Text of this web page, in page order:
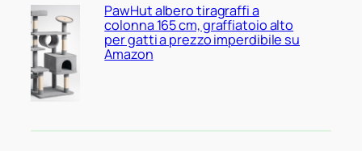
PawHut albero tiragraffi a
colonna 165 cm, graffiatoio alto
per gatti a prezzo imperdibile su
Amazon